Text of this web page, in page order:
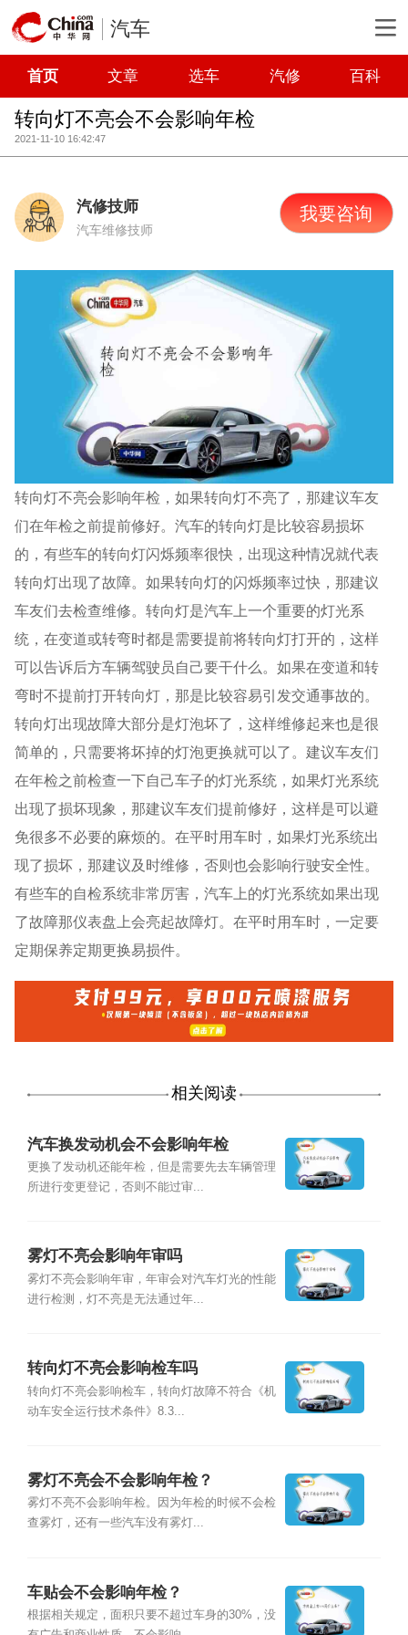
汽车
首页 文章 选车 汽修 百科
转向灯不亮会不会影响年检
2021-11-10 16:42:47
汽修技师
汽车维修技师
我要咨询
转向灯不亮会影响年检，如果转向灯不亮了，那建议车友
们在年检之前提前修好。汽车的转向灯是比较容易损坏
的，有些车的转向灯闪烁频率很快，出现这种情况就代表
转向灯出现了故障。如果转向灯的闪烁频率过快，那建议
车友们去检查维修。转向灯是汽车上一个重要的灯光系
统，在变道或转弯时都是需要提前将转向灯打开的，这样
可以告诉后方车辆驾驶员自己要干什么。如果在变道和转
弯时不提前打开转向灯，那是比较容易引发交通事故的。
转向灯出现故障大部分是灯泡坏了，这样维修起来也是很
简单的，只需要将坏掉的灯泡更换就可以了。建议车友们
在年检之前检查一下自己车子的灯光系统，如果灯光系统
出现了损坏现象，那建议车友们提前修好，这样是可以避
免很多不必要的麻烦的。在平时用车时，如果灯光系统出
现了损坏，那建议及时维修，否则也会影响行驶安全性。
有些车的自检系统非常厉害，汽车上的灯光系统如果出现
了故障那仪表盘上会亮起故障灯。在平时用车时，一定要
定期保养定期更换易损件。
相关阅读
汽车换发动机会不会影响年检
更换了发动机还能年检，但是需要先去车辆管理
所进行变更登记，否则不能过审...
雾灯不亮会影响年审吗
雾灯不亮会影响年审，年审会对汽车灯光的性能
进行检测，灯不亮是无法通过年...
转向灯不亮会影响检车吗
转向灯不亮会影响检车，转向灯故障不符合《机
动车安全运行技术条件》8.3...
雾灯不亮会不会影响年检？
雾灯不亮不会影响年检。因为年检的时候不会检
查雾灯，还有一些汽车没有雾灯...
车贴会不会影响年检？
根据相关规定，面积只要不超过车身的30%，没